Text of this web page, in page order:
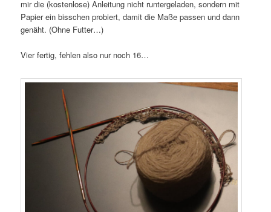
mir die (kostenlose) Anleitung nicht runtergeladen, sondern mit
Papier ein bisschen probiert, damit die Maße passen und dann
genäht. (Ohne Futter…)
Vier fertig, fehlen also nur noch 16…